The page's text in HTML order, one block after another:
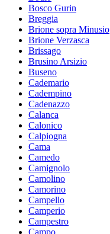
Bosco Gurin
Breggia
Brione sopra Minusio
Brione Verzasca
Brissago
Brusino Arsizio
Buseno
Cademario
Cadempino
Cadenazzo
Calanca
Calonico
Calpiogna
Cama
Camedo
Camignolo
Camolino
Camorino
Campello
Camperio
Campestro
Campo